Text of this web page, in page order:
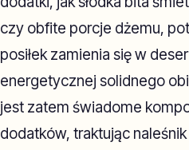
czy obfite porcje dżemu,
posiłek zamienia się w
energetycznej solidnego
jest zatem świadome
dodatków, traktując